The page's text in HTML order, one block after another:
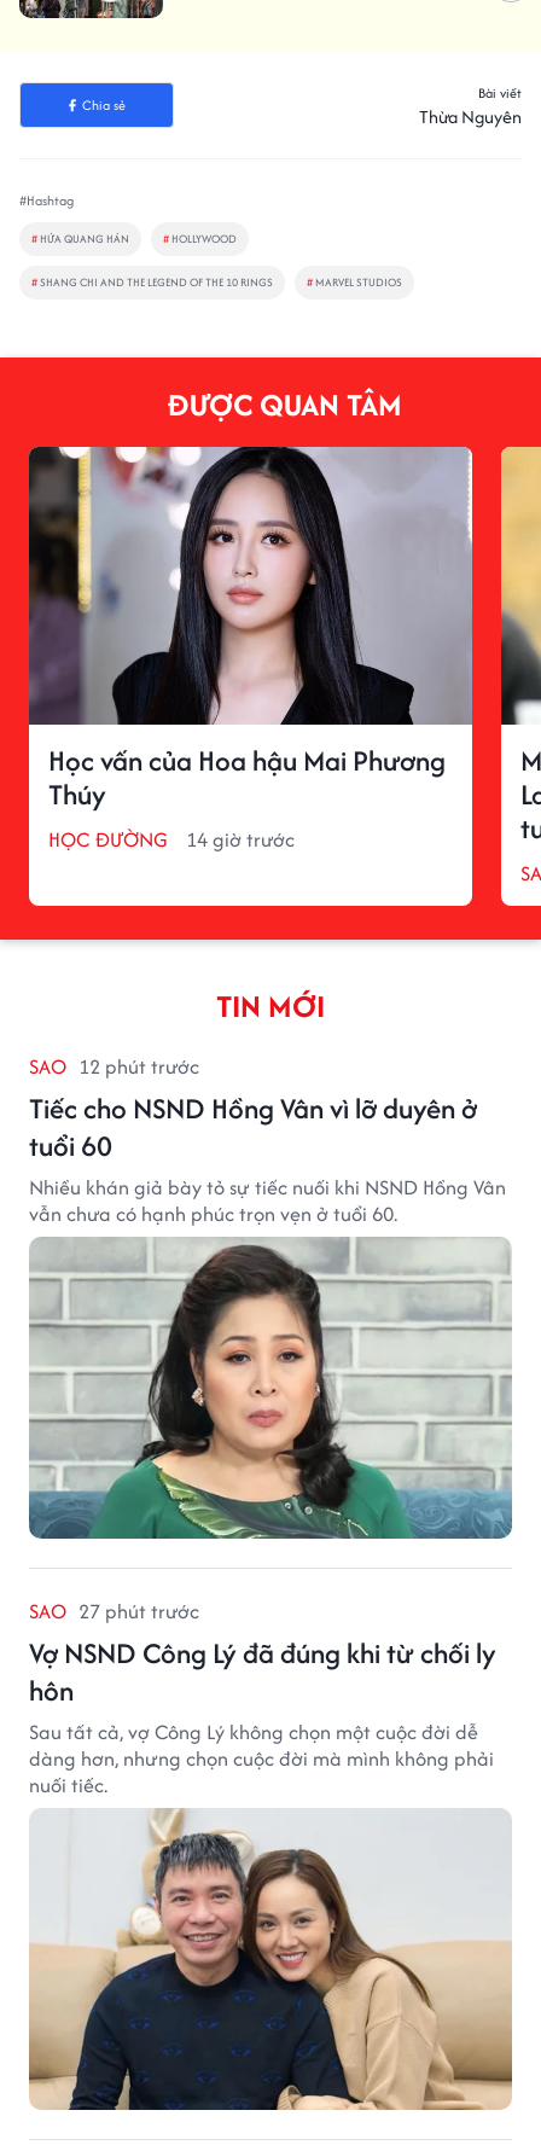
Chia sẻ
Bài viết
Thừa Nguyên
#Hashtag
# HỨA QUANG HÁN # HOLLYWOOD
#SHANG CHI AND THE LEGEND OF THE 10 RINGS # MARVEL STUDIOS
ĐƯỢC QUAN TÂM
Học vấn của Hoa hậu Mai Phương
Thúy
HỌC ĐƯỜNG 14 giờ trước
TIN MỚI
SAO 12 phút trước
Tiếc cho NSND Hồng Vân vì lỡ duyên ở
tuổi 60
Nhiều khán giả bày tỏ sự tiếc nuối khi NSND Hồng Vân
vẫn chưa có hạnh phúc trọn vẹn ở tuổi 60.
SAO 27 phút trước
Vợ NSND Công Lý đã đúng khi từ chối ly
hôn
Sau tất cả, vợ Công Lý không chọn một cuộc đời dễ
dàng hơn, nhưng chọn cuộc đời mà mình không phải
nuối tiếc.